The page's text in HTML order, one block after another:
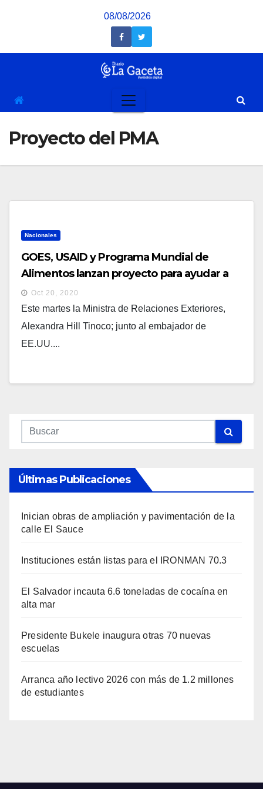
08/08/2026
Proyecto del PMA
Nacionales
GOES, USAID y Programa Mundial de
Alimentos lanzan proyecto para ayudar a
sectores afectados por pandemia y
tormentas tropicales
Oct 20, 2020
Este martes la Ministra de Relaciones Exteriores,
Alexandra Hill Tinoco; junto al embajador de
EE.UU....
Últimas Publicaciones
Inician obras de ampliación y pavimentación de la
calle El Sauce
Instituciones están listas para el IRONMAN 70.3
El Salvador incauta 6.6 toneladas de cocaína en
alta mar
Presidente Bukele inaugura otras 70 nuevas
escuelas
Arranca año lectivo 2026 con más de 1.2 millones
de estudiantes